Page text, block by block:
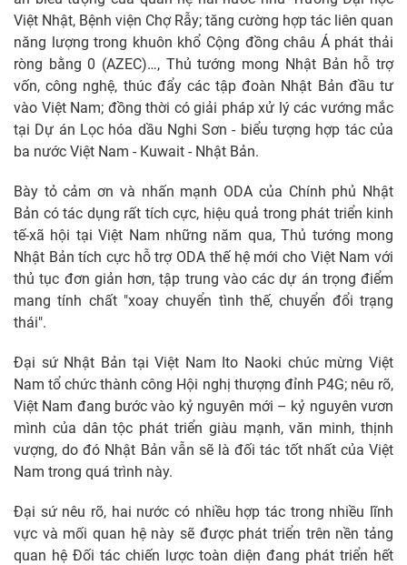
Việt Nhật, Bệnh viện Chợ Rẫy; tăng cường hợp tác liên quan
năng lượng trong khuôn khổ Cộng đồng châu Á phát thải
ròng bằng 0 (AZEC)…, Thủ tướng mong Nhật Bản hỗ trợ
vốn, công nghệ, thúc đẩy các tập đoàn Nhật Bản đầu tư
vào Việt Nam; đồng thời có giải pháp xử lý các vướng mắc
tại Dự án Lọc hóa dầu Nghi Sơn - biểu tượng hợp tác của
ba nước Việt Nam - Kuwait - Nhật Bản.
Bày tỏ cảm ơn và nhấn mạnh ODA của Chính phủ Nhật
Bản có tác dụng rất tích cực, hiệu quả trong phát triển kinh
tế-xã hội tại Việt Nam những năm qua, Thủ tướng mong
Nhật Bản tích cực hỗ trợ ODA thế hệ mới cho Việt Nam với
thủ tục đơn giản hơn, tập trung vào các dự án trọng điểm
mang tính chất "xoay chuyển tình thế, chuyển đổi trạng
thái".
Đại sứ Nhật Bản tại Việt Nam Ito Naoki chúc mừng Việt
Nam tổ chức thành công Hội nghị thượng đỉnh P4G; nêu rõ,
Việt Nam đang bước vào kỷ nguyên mới – kỷ nguyên vươn
mình của dân tộc phát triển giàu mạnh, văn minh, thịnh
vượng, do đó Nhật Bản vẫn sẽ là đối tác tốt nhất của Việt
Nam trong quá trình này.
Đại sứ nêu rõ, hai nước có nhiều hợp tác trong nhiều lĩnh
vực và mối quan hệ này sẽ được phát triển trên nền tảng
quan hệ Đối tác chiến lược toàn diện đang phát triển hết